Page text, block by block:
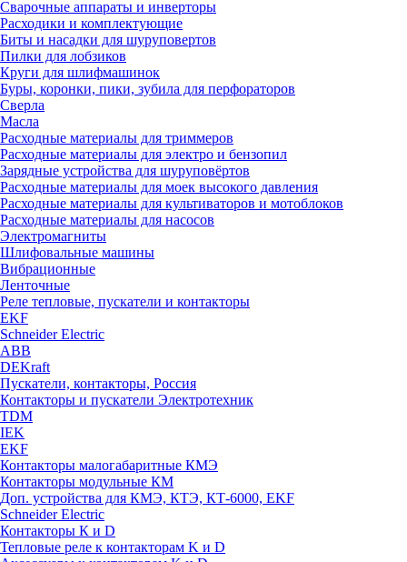
Сварочные аппараты и инверторы
Расходики и комплектующие
Биты и насадки для шуруповертов
Пилки для лобзиков
Круги для шлифмашинок
Буры, коронки, пики, зубила для перфораторов
Сверла
Масла
Расходные материалы для триммеров
Расходные материалы для электро и бензопил
Зарядные устройства для шуруповёртов
Расходные материалы для моек высокого давления
Расходные материалы для культиваторов и мотоблоков
Расходные материалы для насосов
Электромагниты
Шлифовальные машины
Вибрационные
Ленточные
Реле тепловые, пускатели и контакторы
EKF
Schneider Electric
ABB
DEKraft
Пускатели, контакторы, Россия
Контакторы и пускатели Электротехник
TDM
IEK
EKF
Контакторы малогабаритные КМЭ
Контакторы модульные КМ
Доп. устройства для КМЭ, КТЭ, КТ-6000, EKF
Schneider Electric
Контакторы К и D
Тепловые реле к контакторам K и D